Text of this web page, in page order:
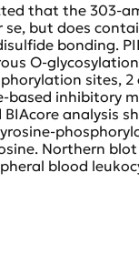
that the 303-
but does
bonding.
O-
sites, 2
inhibitory
analysis
Northern
blood